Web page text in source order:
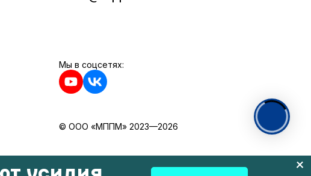
Мы в соцсетях:
© ООО «МППМ» 2023—2026